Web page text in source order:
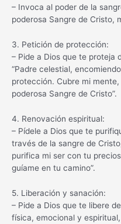
– Invoca al poder de la
poderosa Sangre de Cristo,
3. Petición de protección:
– Pide a Dios que te proteja
“Padre celestial,
protección. Cubre mi
poderosa Sangre de Cristo”.
4. Renovación espiritual:
– Pídele a Dios que te
través de la sangre de
purifica mi ser con tu
guíame en tu camino”.
5. Liberación y sanación:
– Pide a Dios que te libere
física, emocional y